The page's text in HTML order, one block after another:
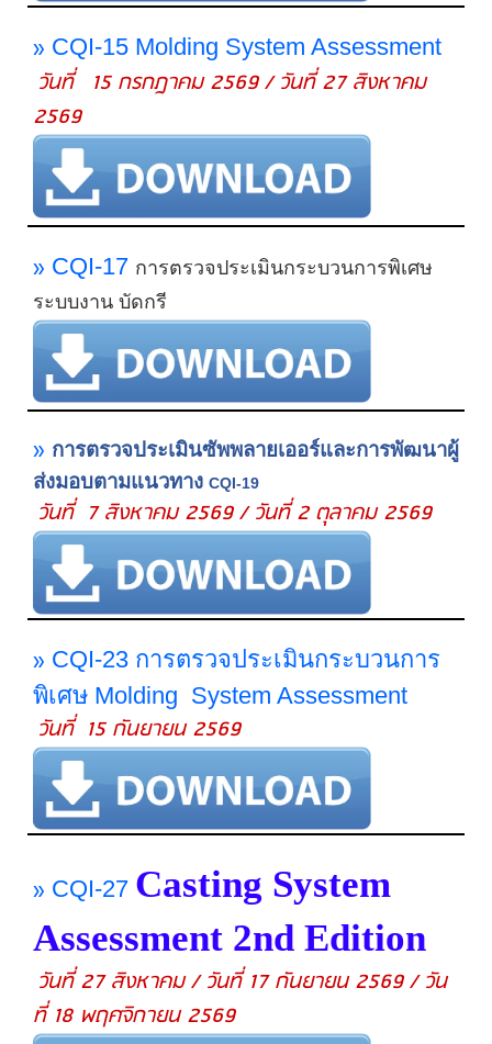
» CQI-15 Molding System Assessment
วันที่ 15 กรกฎาคม 2569 / วันที่ 27 สิงหาคม
2569
» CQI-17 การตรวจประเมินกระบวนการพิเศษ
ระบบงาน บัดกรี
» การตรวจประเมินซัพพลายเออร์และการพัฒนาผู้
ส่งมอบตามแนวทาง CQI-19
วันที่ 7 สิงหาคม 2569 / วันที่ 2 ตุลาคม 2569
» CQI-23 การตรวจประเมินกระบวนการ
พิเศษ Molding System Assessment
วันที่ 15 กันยายน 2569
» CQI-27 Casting System
Assessment 2nd Edition
วันที่ 27 สิงหาคม / วันที่ 17 กันยายน 2569 / วัน
ที่ 18 พฤศจิกายน 2569